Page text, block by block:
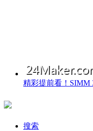
精彩提前看！SIMM
搜索